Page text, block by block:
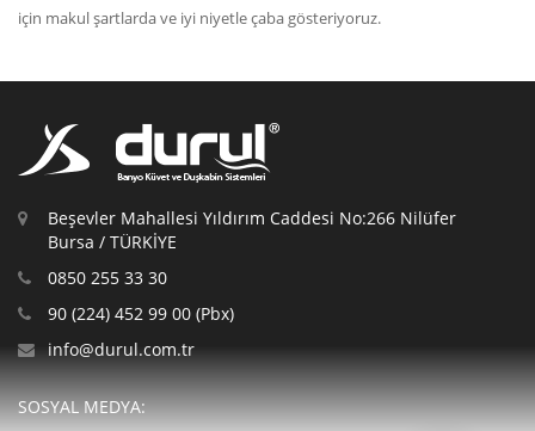
için makul şartlarda ve iyi niyetle çaba gösteriyoruz.
Beşevler Mahallesi Yıldırım Caddesi No:266 Nilüfer
Bursa / TÜRKİYE
0850 255 33 30
90 (224) 452 99 00 (Pbx)
info@durul.com.tr
SOSYAL MEDYA: